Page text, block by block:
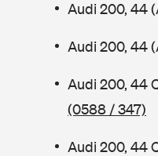
Audi 200, 44
Audi 200, 44
Audi 200, 44
(0588 / 347)
Audi 200, 44